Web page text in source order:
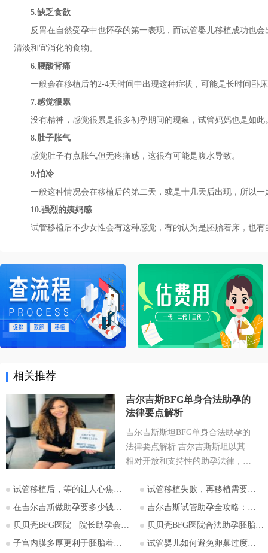
5.缺乏食欲
反胃在自然受孕中也怀孕的第一表现，而试管婴儿移植成功也会
清淡和宜消化的食物。
6.腰酸背痛
一般会在移植后的2-4天时间中出现这种症状，可能是长时间卧
7.感觉很累
没有精神，感觉很累是很多初孕期间的现象，试管妈妈也是如此
8.肚子胀气
感觉肚子有点胀气但无疼痛感，这很有可能是腹水导致。
9.怕冷
一般这种情况会在移植后的第二天，或是十几天后出现，所以一
10.强烈的姨妈感
试管移植后不少女性会有这种感觉，有的认为是胚胎着床，也有
相关推荐
吉尔吉斯BFG单身合法助孕的
法律要点解析
吉尔吉斯斯坦BFG单身合法助孕的
法律要点解析 吉尔吉斯斯坦以其
相对开放和支持性的助孕法律，成
地。特别是对于希望通过助孕实现
为人父母梦想的单身人士，吉尔吉
斯斯坦的法律框架值得深入探讨。
法律的核心要点，并特别关注单身
试管移植后，等的让人心焦的胎心和胎芽，何时会出现？
试管移植失败，再移植需要注意哪些？
在吉尔吉斯做助孕要多少钱？2026比什凯克费用全公开，拒绝隐形消费
吉尔吉斯试管助孕全攻略：为什么越来越多的中国家庭选择比什凯克？
贝贝壳BFG医院 · 院长助孕会（济南站）
贝贝壳BFG医院合法助孕胚胎移植流程详解
子宫内膜多厚更利于胚胎着床？
试管婴儿如何避免卵巢过度刺激综合征